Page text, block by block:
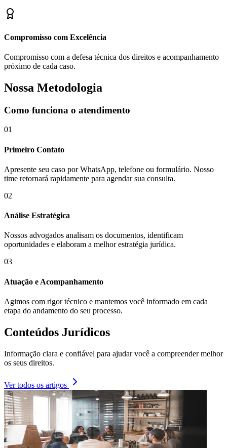
Compromisso com Excelência
Compromisso com a defesa técnica dos direitos e acompanhamento
próximo de cada caso.
Nossa Metodologia
Como funciona o atendimento
01
Primeiro Contato
Apresente seu caso por WhatsApp, telefone ou formulário. Nosso
time retornará rapidamente para agendar sua consulta.
02
Análise Estratégica
Nossos advogados analisam os documentos, identificam
oportunidades e elaboram a melhor estratégia jurídica.
03
Atuação e Acompanhamento
Agimos com rigor técnico e mantemos você informado em cada
etapa do andamento do seu processo.
Conteúdos Jurídicos
Informação clara e confiável para ajudar você a compreender melhor
os seus direitos.
Ver todos os artigos